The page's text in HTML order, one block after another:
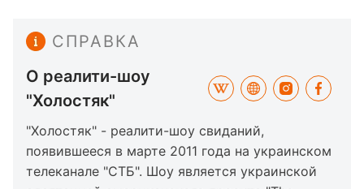
СПРАВКА
О реалити-шоу
"Холостяк"
"Холостяк" - реалити-шоу свиданий,
появившееся в марте 2011 года на украинском
телеканале "СТБ". Шоу является украинской